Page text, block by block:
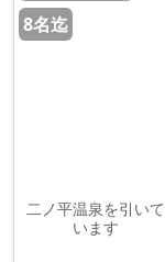
8名迄
二ノ平温泉を引いて
います